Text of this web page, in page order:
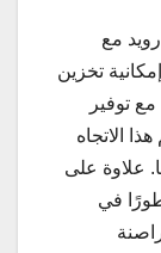
مع
تخزين
توفير
الاتجاه
علاوة على
في